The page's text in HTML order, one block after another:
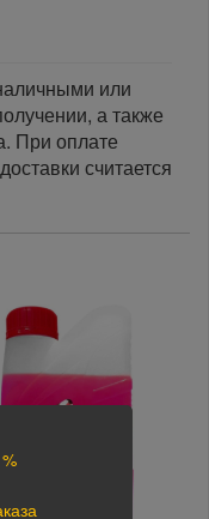
или
а также
При оплате
считается